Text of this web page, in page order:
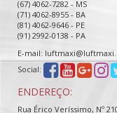
(67) 4062-7282 - MS
(71) 4062-8955 - BA
(81) 4062-9646 - PE
(91) 2992-0138 - PA
E-mail:
Social:
ENDEREÇO:
Rua Érico Veríssimo, Nº